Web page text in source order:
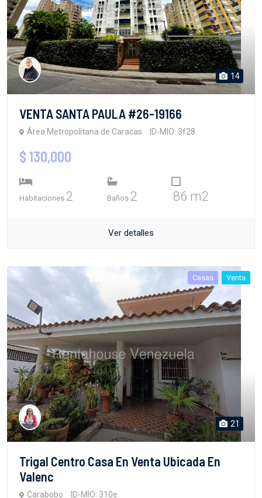
14
VENTA SANTA PAULA #26-19166
Área Metropolitana de Caracas ID-MIO: 3f28
$ 130,000
Habitaciones 2 Baños 2 86 m2
Ver detalles
Casas Venta
21
Trigal Centro Casa En Venta Ubicada En
Valenc
Carabobo ID-MIO: 310e